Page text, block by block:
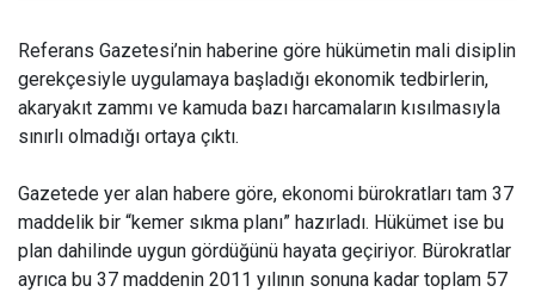
Referans Gazetesi’nin haberine göre hükümetin mali disiplin
gerekçesiyle uygulamaya başladığı ekonomik tedbirlerin,
akaryakıt zammı ve kamuda bazı harcamaların kısılmasıyla
sınırlı olmadığı ortaya çıktı.
Gazetede yer alan habere göre, ekonomi bürokratları tam 37
maddelik bir “kemer sıkma planı” hazırladı. Hükümet ise bu
plan dahilinde uygun gördüğünü hayata geçiriyor. Bürokratlar
ayrıca bu 37 maddenin 2011 yılının sonuna kadar toplam 57